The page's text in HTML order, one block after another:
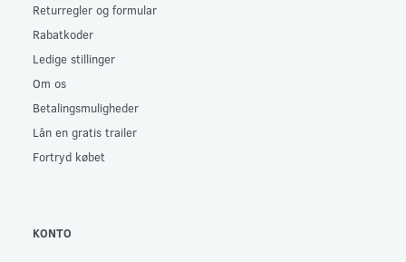
Returregler og formular
Rabatkoder
Ledige stillinger
Om os
Betalingsmuligheder
Lån en gratis trailer
Fortryd købet
KONTO